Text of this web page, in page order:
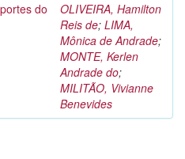
do
OLIVEIRA, Hamilton
Reis de; LIMA,
Mônica de Andrade;
MONTE, Kerlen
Andrade do;
MILITÃO, Vivianne
Benevides